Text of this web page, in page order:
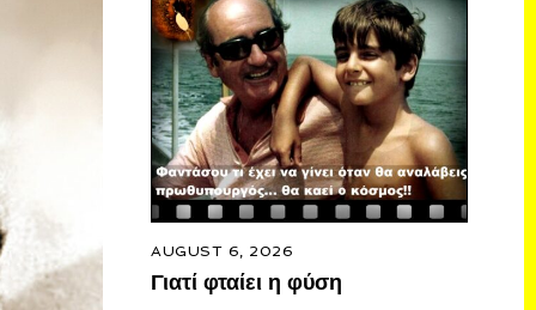
AUGUST 6, 2026
Γιατί φταίει η φύση